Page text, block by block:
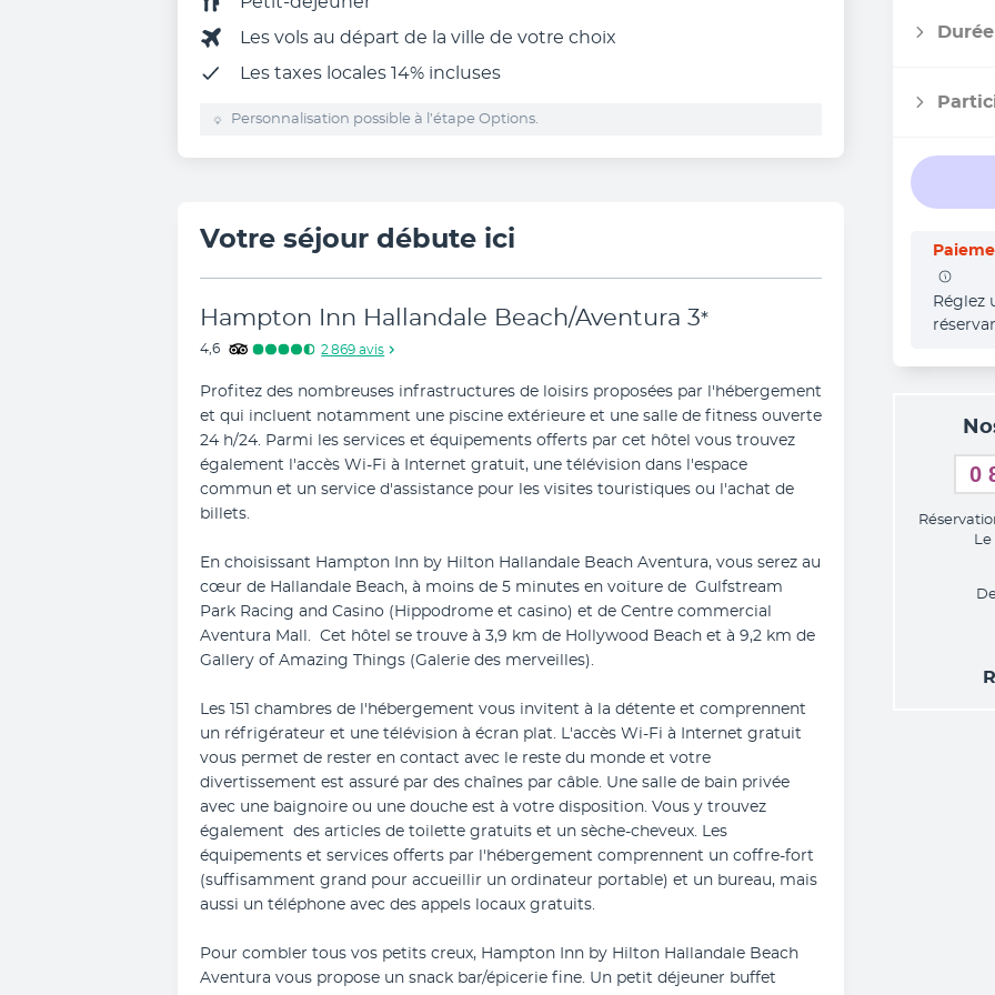
Réglez
0
Les vols au départ de la ville de votre choix
Les taxes locales 14% incluses
Personnalisation possible à l’étape Options.
Votre séjour débute ici
Hampton Inn Hallandale Beach/Aventura 3*
4,6 2 869 avis
Profitez des nombreuses infrastructures de loisirs proposées par l'hébergement
et qui incluent notamment une piscine extérieure et une salle de fitness ouverte
24 h/24. Parmi les services et équipements offerts par cet hôtel vous trouvez
également l'accès Wi-Fi à Internet gratuit, une télévision dans l'espace
commun et un service d'assistance pour les visites touristiques ou l'achat de
billets.
En choisissant Hampton Inn by Hilton Hallandale Beach Aventura, vous serez au
cœur de Hallandale Beach, à moins de 5 minutes en voiture de  Gulfstream
Park Racing and Casino (Hippodrome et casino) et de Centre commercial
Aventura Mall.  Cet hôtel se trouve à 3,9 km de Hollywood Beach et à 9,2 km de
Gallery of Amazing Things (Galerie des merveilles).
Les 151 chambres de l'hébergement vous invitent à la détente et comprennent
un réfrigérateur et une télévision à écran plat. L'accès Wi-Fi à Internet gratuit
vous permet de rester en contact avec le reste du monde et votre
divertissement est assuré par des chaînes par câble. Une salle de bain privée
avec une baignoire ou une douche est à votre disposition. Vous y trouvez
également  des articles de toilette gratuits et un sèche-cheveux. Les
équipements et services offerts par l'hébergement comprennent un coffre-fort
(suffisamment grand pour accueillir un ordinateur portable) et un bureau, mais
aussi un téléphone avec des appels locaux gratuits.
Pour combler tous vos petits creux, Hampton Inn by Hilton Hallandale Beach
Aventura vous propose un snack bar/épicerie fine. Un petit déjeuner buffet